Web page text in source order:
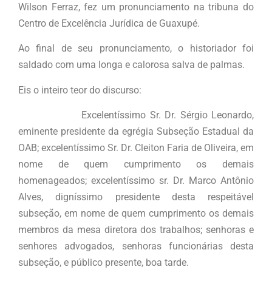
Wilson Ferraz, fez um pronunciamento na tribuna do
Centro de Excelência Jurídica de Guaxupé.
Ao final de seu pronunciamento, o historiador foi
saldado com uma longa e calorosa salva de palmas.
Eis o inteiro teor do discurso:
Excelentíssimo Sr. Dr. Sérgio Leonardo,
eminente presidente da egrégia Subseção Estadual da
OAB; excelentíssimo Sr. Dr. Cleiton Faria de Oliveira, em
nome de quem cumprimento os demais
homenageados; excelentíssimo sr. Dr. Marco Antônio
Alves, digníssimo presidente desta respeitável
subseção, em nome de quem cumprimento os demais
membros da mesa diretora dos trabalhos; senhoras e
senhores advogados, senhoras funcionárias desta
subseção, e público presente, boa tarde.